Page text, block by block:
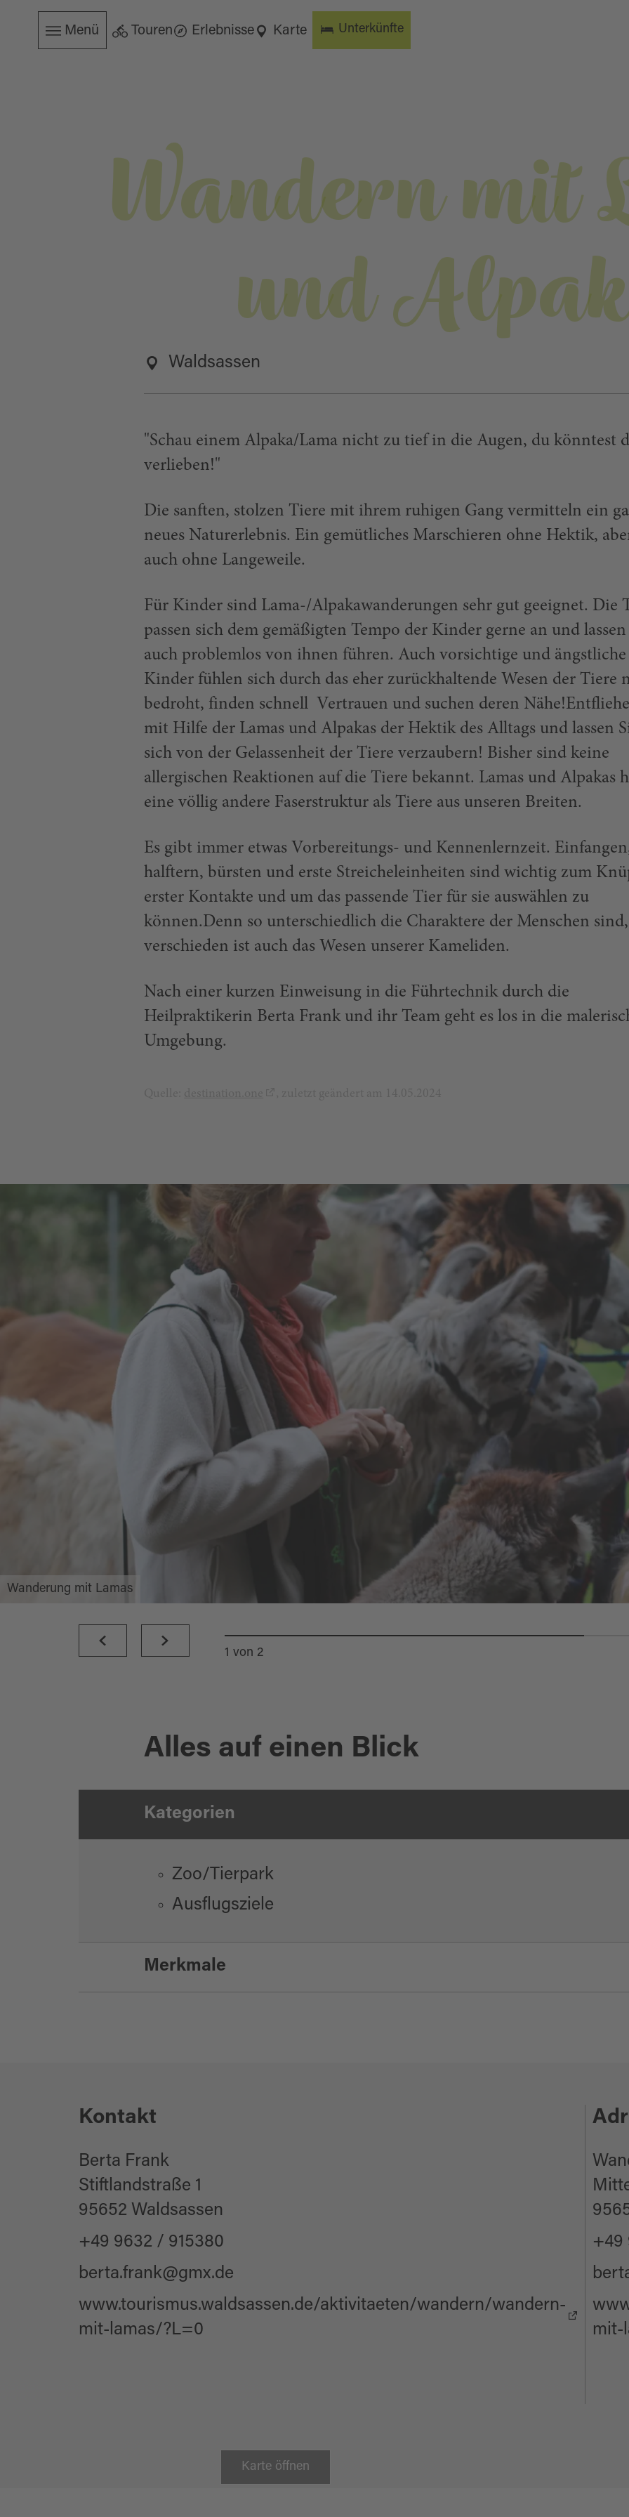
Menü Touren Erlebnisse Karte Unterkünfte
Wandern mit
und
Waldsassen
"Schau einem Alpaka/Lama nicht zu tief in die Augen, du könntest
verlieben!"
Die sanften, stolzen Tiere mit ihrem ruhigen Gang vermitteln ein
neues Naturerlebnis. Ein gemütliches Marschieren ohne Hektik,
auch ohne Langeweile.
Für Kinder sind Lama-/Alpakawanderungen sehr gut geeignet. Die
passen sich dem gemäßigten Tempo der Kinder gerne an und
auch problemlos von ihnen führen. Auch vorsichtige und ängstliche
Kinder fühlen sich durch das eher zurückhaltende Wesen der Tiere
bedroht, finden schnell Vertrauen und suchen deren
mit Hilfe der Lamas und Alpakas der Hektik des Alltags und lassen
sich von der Gelassenheit der Tiere verzaubern! Bisher sind keine
allergischen Reaktionen auf die Tiere bekannt. Lamas und Alpakas
eine völlig andere Faserstruktur als Tiere aus unseren Breiten.
Es gibt immer etwas Vorbereitungs- und Kennenlernzeit.
halftern, bürsten und erste Streicheleinheiten sind wichtig zum
erster Kontakte und um das passende Tier für sie auswählen zu
können.Denn so unterschiedlich die Charaktere der Menschen
verschieden ist auch das Wesen unserer Kameliden.
Nach einer kurzen Einweisung in die Führtechnik durch die
Heilpraktikerin Berta Frank und ihr Team geht es los in die
Umgebung.
Wanderung mit Lamas
1 von 2
Alles auf einen Blick
Kategorien
Zoo/Tierpark
Ausflugsziele
Merkmale
Kontakt
Berta Frank
Stiftlandstraße 1
95652 Waldsassen
+49 9632 / 915380
berta.frank@gmx.de
www.tourismus.waldsassen.de/aktivitaeten/wandern/wandern-
mit-lamas/?L=0
+49
mit-
Karte öffnen